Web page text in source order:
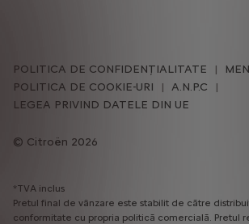
Citroën 2026
POLITICA DE CONFIDENȚIALITATE
POLITICA DE COOKIE-URI
A.N.P.C
LEGEA PRIVIND DATELE DIN UE
*TVA inclus
Pretul final de vânzare este stabilit de către
conformitate cu propria politică comercială. Pretul